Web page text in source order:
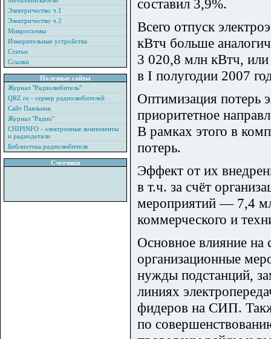
Электричество ч.1
Электричество ч.2
Микросхемы
Измерительные устройства
Статьи
Ссылки
Полезные сайты
Журнал "Радиолюбитель"
QRZ.ru - сервер радиолюбителей
Сайт Паяльник
Журнал "Радио"
CHIPINFO - электронные компоненты
и радиодетали
Библиотека радиолюбителя
Счетчики
составил 3,9%.
Всего отпуск
кВтч больше
3 020,8 млн кВтч,
в I полугодии 2007
Оптимизация потерь
приоритетное
В рамках этого в
потерь.
Эффект от их
в т.ч. за счёт
мероприятий ― 7,4
коммерческого и
Основное влияние на
организационные
нужды подстанций,
линиях
фидеров на СИП.
по